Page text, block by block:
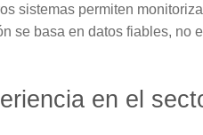
sistemas permiten
se basa en datos fiables, no
en el